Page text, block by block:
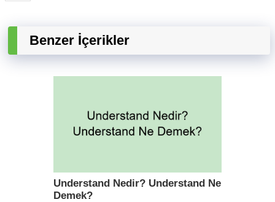
Benzer İçerikler
Understand Nedir? Understand Ne
Demek?